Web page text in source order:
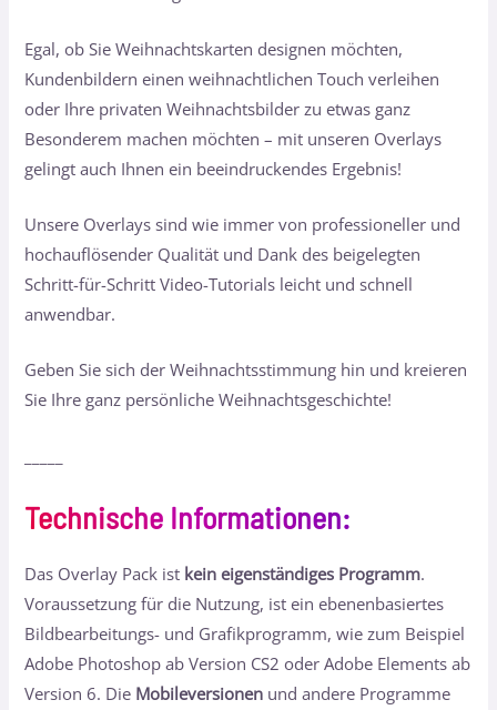
Egal, ob Sie Weihnachtskarten designen möchten,
Kundenbildern einen weihnachtlichen Touch verleihen
oder Ihre privaten Weihnachtsbilder zu etwas ganz
Besonderem machen möchten – mit unseren Overlays
gelingt auch Ihnen ein beeindruckendes Ergebnis!
Unsere Overlays sind wie immer von professioneller und
hochauflösender Qualität und Dank des beigelegten
Schritt-für-Schritt Video-Tutorials leicht und schnell
anwendbar.
Geben Sie sich der Weihnachtsstimmung hin und kreieren
Sie Ihre ganz persönliche Weihnachtsgeschichte!
Technische Informationen:
Das Overlay Pack ist kein eigenständiges Programm.
Voraussetzung für die Nutzung, ist ein ebenenbasiertes
Bildbearbeitungs- und Grafikprogramm, wie zum Beispiel
Adobe Photoshop ab Version CS2 oder Adobe Elements ab
Version 6. Die Mobileversionen und andere Programme